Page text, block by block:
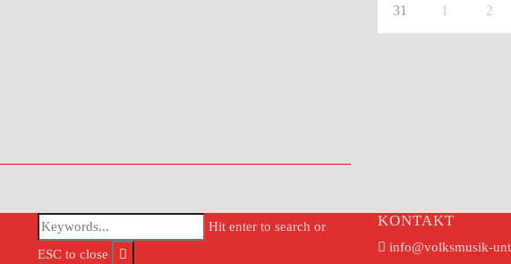
31 1 2
Hit enter to search or
ESC to close
KONTAKT
info@volksmusik-